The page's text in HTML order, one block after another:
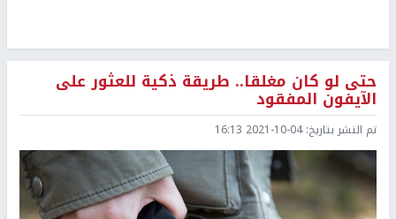
حتى لو كان مغلقا.. طريقة ذكية للعثور على
الآيفون المفقود
تم النشر بتاريخ:2021-10-04 16:13